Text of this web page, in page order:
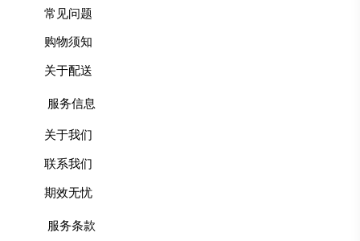
常见问题
购物须知
关于配送
服务信息
关于我们
联系我们
期效无忧
服务条款